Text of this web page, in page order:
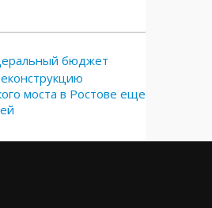
бюджет
моста в Ростове еще